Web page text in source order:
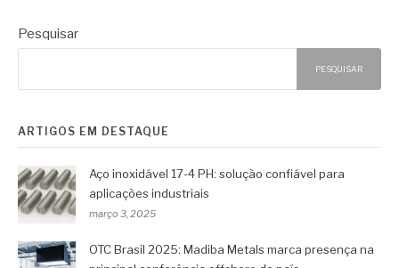
Pesquisar
PESQUISAR
ARTIGOS EM DESTAQUE
Aço inoxidável 17-4 PH: solução confiável para
aplicações industriais
março 3, 2025
OTC Brasil 2025: Madiba Metals marca presença na